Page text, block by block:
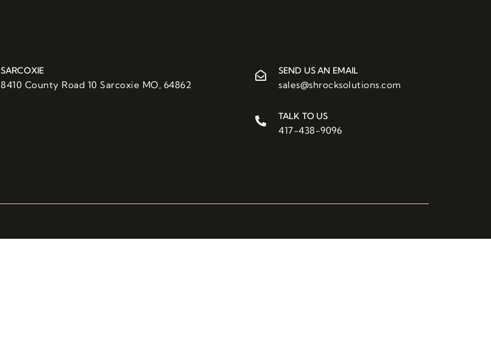
SARCOXIE
8410 County Road 10 Sarcoxie MO, 64862
SEND US AN EMAIL
sales@shrocksolutions.com
TALK TO US
417-438-9096